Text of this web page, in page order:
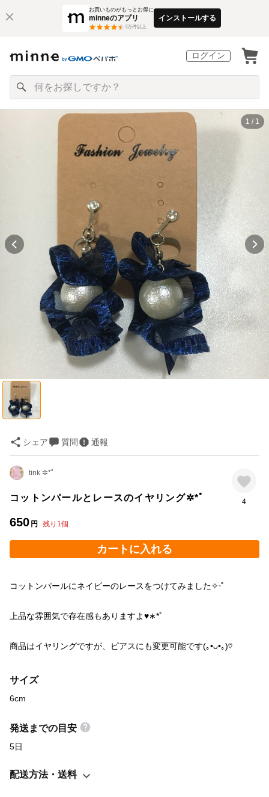
お買いものがもっとお得に
minneのアプリ
3万件以上
インストールする
ログイン
1 / 1
シェア 質問 通報
tink ✲*ﾟ
コットンパールとレースのイヤリング✲*ﾟ
650 円 残り 1個
4
カートに入れる
コットンパールにネイビーのレースをつけてみました✧‧˚
上品な雰囲気で存在感もありますよ♥︎∗*ﾟ
商品はイヤリングですが、ピアスにも変更可能です(｡•ᴗ•｡)♡
サイズ
6cm
発送までの目安
5日
配送方法・送料